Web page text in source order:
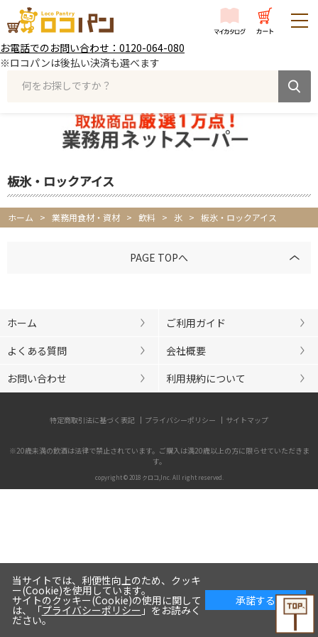
お電話でのお問い合わせ：0120-064-080
※ロコパンは後払い決済も選べます
何をお探しですか？
板氷・ロックアイス
ホーム > 業務用食材・資材 > 飲料 > 氷 > 板氷・ロックアイス
PAGE TOPへ
ホーム
ご利用ガイド
よくある質問
会社概要
お問い合わせ
利用規約について
特定商取引法に基づく表記 プライバシーポリシー サイトマップ
※20歳未満の飲酒は法律で禁止されています。ご購入は満20歳以上の方に限らせていただきま
す。
copyright © 2018 クロコ,Inc. All right reserved.
当サイトでは、利便性向上のため、クッキ
ー(Cookie)を使用しています。
サイトのクッキー(Cookie)の使用に関して
は、「プライバシーポリシー 」をお読みく
ださい。
承諾する